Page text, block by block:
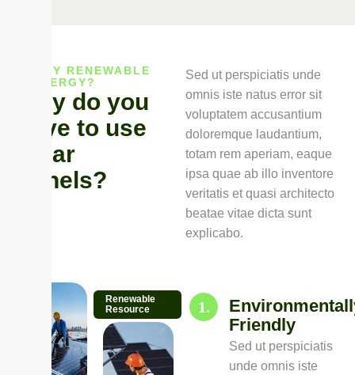
WHY RENEWABLE
ENERGY?
y do you
ve to use
ar
nels?
Sed ut perspiciatis unde
omnis iste natus error sit
voluptatem accusantium
doloremque laudantium,
totam rem aperiam, eaque
ipsa quae ab illo inventore
veritatis et quasi architecto
beatae vitae dicta sunt
explicabo.
Renewable
Resource
1.
Friendly
Sed ut perspiciatis
unde omnis iste